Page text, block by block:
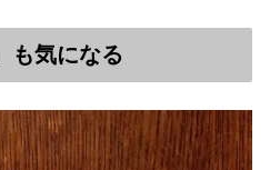
も気になる